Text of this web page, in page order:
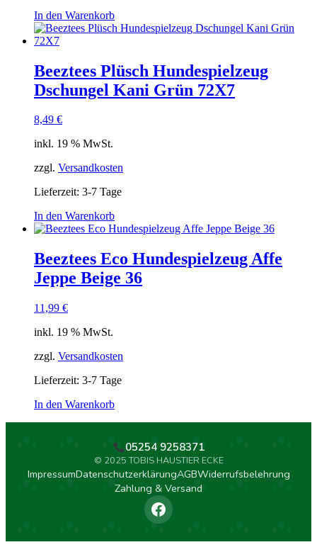
In den Warenkorb
Beeztees Plüsch Hundespielzeug
Dschungel Kani Grün 72X7
8,49 €
inkl. 19 % MwSt.
zzgl. Versandkosten
Lieferzeit: 3-7 Tage
In den Warenkorb
Beeztees Eco Hundespielzeug Affe
Jeppe Beige 36
11,99 €
inkl. 19 % MwSt.
zzgl. Versandkosten
Lieferzeit: 3-7 Tage
In den Warenkorb
ImpressumDatenschutzerklärungAGBWiderrufsbelehrung
Zahlung & Versand
05254 9258371
© 2025 TOBIS HAUSTIER ECKE